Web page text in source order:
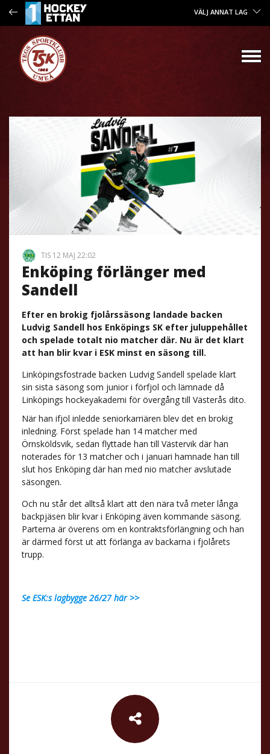
VÄLJ ANNAT LAG
TIS 12 MAJ 22:02
Enköping förlänger med
Sandell
Efter en brokig fjolårssäsong landade backen
Ludvig Sandell hos Enköpings SK efter juluppehållet
och spelade totalt nio matcher där. Nu är det klart
att han blir kvar i ESK minst en säsong till.
Linköpingsfostrade backen Ludvig Sandell spelade klart
sin sista säsong som junior i förfjol och lämnade då
Linköpings hockeyakademi för övergång till Västerås dito.
När han ifjol inledde seniorkarriären blev det en brokig
inledning. Först spelade han 14 matcher med
Örnsköldsvik, sedan flyttade han till Västervik där han
noterades för 13 matcher och i januari hamnade han till
slut hos Enköping där han med nio matcher avslutade
säsongen.
Och nu står det alltså klart att den nära två meter långa
backpjäsen blir kvar i Enköping även kommande säsong.
Parterna är överens om en kontraktsförlängning och han
är därmed först ut att förlänga av backarna i fjolårets
trupp.
Se ESK:s lagbygge 26/27 här >>